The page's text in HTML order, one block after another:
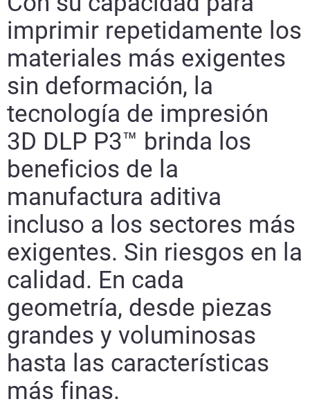
imprimir repetidamente los
materiales más exigentes
sin deformación, la
tecnología de impresión
3D DLP P3™ brinda los
beneficios de la
manufactura aditiva
incluso a los sectores más
exigentes. Sin riesgos en la
calidad. En cada
geometría, desde piezas
grandes y voluminosas
hasta las características
más finas.